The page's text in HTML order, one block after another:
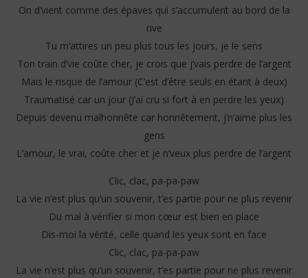
On d’vient comme des épaves qui s’accumulent au bord de la
rive
Tu m’attires un peu plus tous les jours, je le sens
Ton train d’vie coûte cher, je crois que j’vais perdre de l’argent
Mais le risque de l’amour (C’est d’être seuls en étant à deux)
Traumatisé car un jour (J’ai cru si fort à en perdre les yeux)
Depuis devenu malhonnête car honnêtement, j’n’aime plus les
gens
L’amour, le vrai, coûte cher et je n’veux plus perdre de l’argent
Clic, clac, pa-pa-paw
La vie n’est plus qu’un souvenir, t’es partie pour ne plus revenir
Du mal à vérifier si mon cœur est bien en place
Dis-moi la vérité, celle quand les yeux sont en face
Clic, clac, pa-pa-paw
La vie n’est plus qu’un souvenir, t’es partie pour ne plus revenir